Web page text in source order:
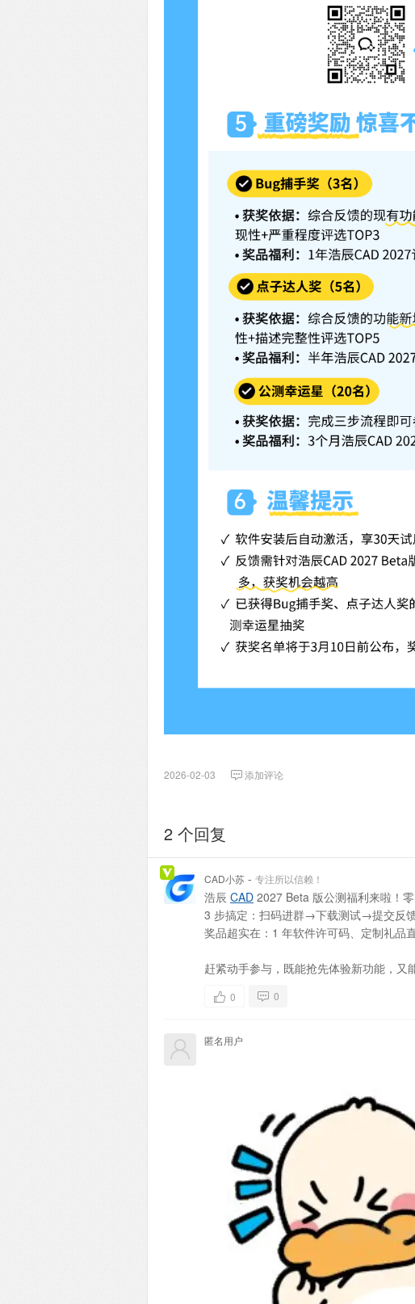
2026-02-03 添加评论
2 个回复
CAD小苏 - 专注所以信赖！
浩辰 CAD 2027 Beta 版公测福利来啦！
3 步搞定：扫码进群→下载测试→提交反馈
奖品超实在：1 年软件许可码、定制礼品
赶紧动手参与，既能抢先体验新功能，又
0 0
匿名用户